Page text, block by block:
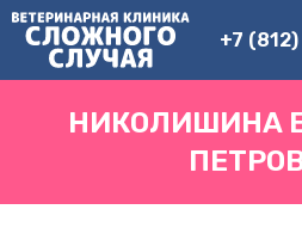
+7
НИКОЛИШИНА